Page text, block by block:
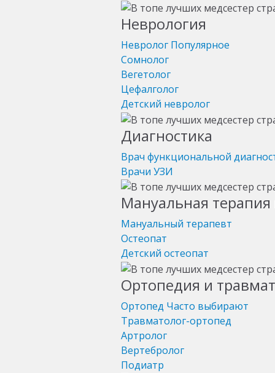
Неврология
Невролог Популярное
Сомнолог
Вегетолог
Цефалголог
Детский невролог
Диагностика
Врач функциональной
Врачи УЗИ
Мануальная терапия
Мануальный терапевт
Остеопат
Детский остеопат
Ортопедия и
Ортопед Часто выбирают
Травматолог-ортопед
Артролог
Вертебролог
Подиатр